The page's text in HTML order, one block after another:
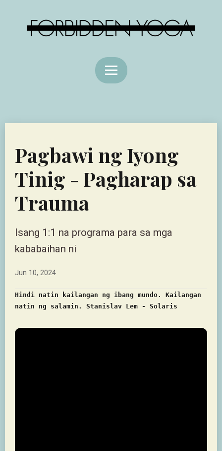
Pagbawi ng Iyong
Tinig - Pagharap sa
Trauma
Isang 1:1 na programa para sa mga
kababaihan ni
Jun 10, 2024
Hindi natin kailangan ng ibang mundo. Kailangan
natin ng salamin. Stanislav Lem - Solaris